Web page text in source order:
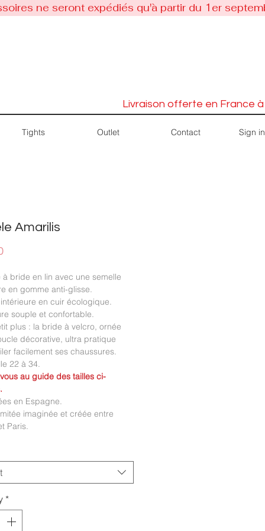
ne seront expédiés qu'à partir du 1er
Sign in
Tights Outlet Contact
Livraison offerte en France
Amarilis
Price
à bride en lin avec une semelle
en gomme anti-glisse.
en cuir écologique.
souple et confortable.
plus : la bride à velcro, ornée
décorative, ultra pratique
facilement ses chaussures.
22 à 34.
au guide des tailles ci-
en Espagne.
imaginée et créée entre
Paris.
*